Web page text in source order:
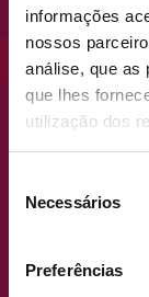
informações
nossos
análise, que as
que lhes
utilização dos
Necessários
Preferências